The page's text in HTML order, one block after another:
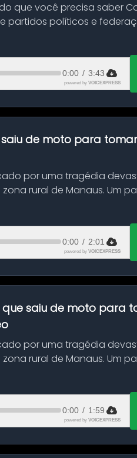
que você precisa saber
partidos políticos e
0:00 / 3:43
powered by VOICEXPRESS
de moto para
por uma tragédia
rural de Manaus. Um
0:00 / 2:01
powered by VOICEXPRESS
saiu de moto para
por uma tragédia
rural de Manaus. Um
0:00 / 1:59
powered by VOICEXPRESS